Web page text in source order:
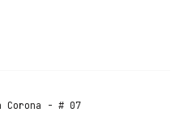
- # 07